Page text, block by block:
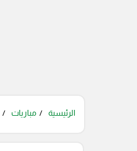
الرئيسية مباريات